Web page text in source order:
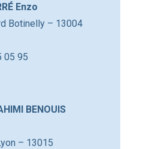
Enzo
Botinelly – 13004
05 95
BENOUIS
– 13015